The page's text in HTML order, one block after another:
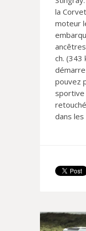
la
moteur
ch. (343
pouvez
sportive
dans les